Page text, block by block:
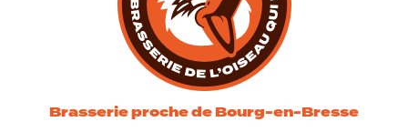
Brasserie proche de Bourg-en-Bresse